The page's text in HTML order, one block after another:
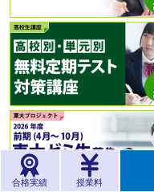
合格実績 授業料